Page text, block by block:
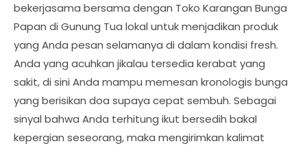
bekerjasama bersama dengan Toko Karangan Bunga
Papan di Gunung Tua lokal untuk menjadikan produk
yang Anda pesan selamanya di dalam kondisi fresh.
Anda yang acuhkan jikalau tersedia kerabat yang
sakit, di sini Anda mampu memesan kronologis bunga
yang berisikan doa supaya cepat sembuh. Sebagai
sinyal bahwa Anda terhitung ikut bersedih bakal
kepergian seseorang, maka mengirimkan kalimat